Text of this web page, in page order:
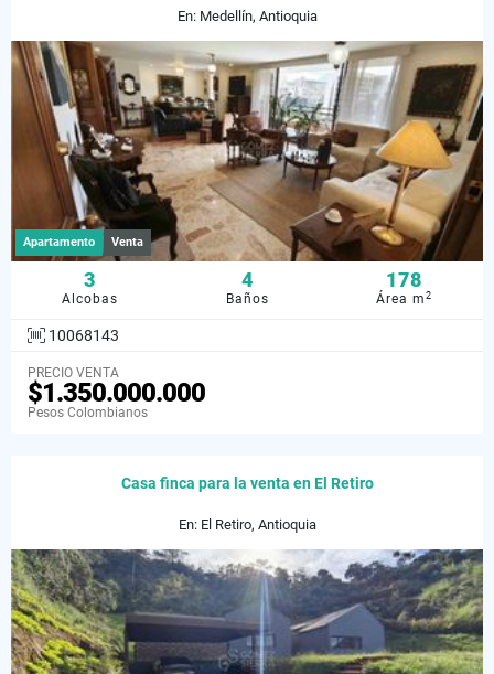
En: Medellín, Antioquia
Apartamento Venta
3
Alcobas
4
Baños
178
Área m2
10068143
PRECIO VENTA
$1.350.000.000
Pesos Colombianos
Casa finca para la venta en El Retiro
En: El Retiro, Antioquia